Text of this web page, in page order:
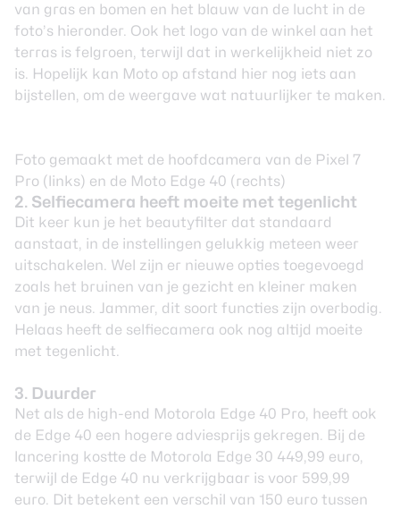
van gras en bomen en het blauw van de lucht in de
foto’s hieronder. Ook het logo van de winkel aan het
terras is felgroen, terwijl dat in werkelijkheid niet zo
is. Hopelijk kan Moto op afstand hier nog iets aan
bijstellen, om de weergave wat natuurlijker te maken.
Foto gemaakt met de hoofdcamera van de Pixel 7
Pro (links) en de Moto Edge 40 (rechts)
2. Selfiecamera heeft moeite met tegenlicht
Dit keer kun je het beautyfilter dat standaard
aanstaat, in de instellingen gelukkig meteen weer
uitschakelen. Wel zijn er nieuwe opties toegevoegd
zoals het bruinen van je gezicht en kleiner maken
van je neus. Jammer, dit soort functies zijn overbodig.
Helaas heeft de selfiecamera ook nog altijd moeite
met tegenlicht.
3. Duurder
Net als de high-end Motorola Edge 40 Pro, heeft ook
de Edge 40 een hogere adviesprijs gekregen. Bij de
lancering kostte de Motorola Edge 30 449,99 euro,
terwijl de Edge 40 nu verkrijgbaar is voor 599,99
euro. Dit betekent een verschil van 150 euro tussen